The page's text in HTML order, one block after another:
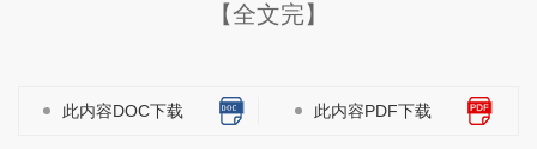
【全文完】
此内容DOC下载 此内容PDF下载